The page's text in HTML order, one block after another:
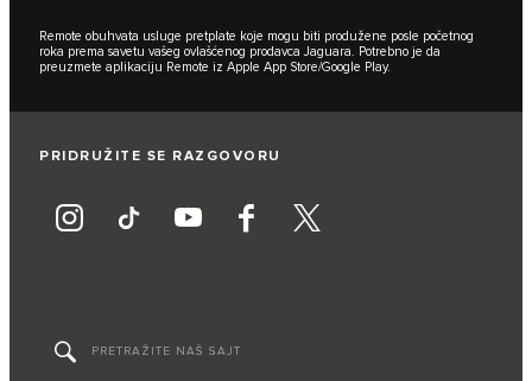
Remote obuhvata usluge pretplate koje mogu biti produžene posle početnog
roka prema savetu vašeg ovlašćenog prodavca Jaguara. Potrebno je da
preuzmete aplikaciju Remote iz Apple App Store/Google Play.
PRIDRUŽITE SE RAZGOVORU